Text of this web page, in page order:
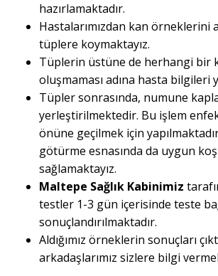
hazırlamaktadır.
Hastalarımızdan kan örneklerini
tüplere koymaktayız.
Tüplerin üstüne de herhangi bir
oluşmaması adına hasta bilgileri
Tüpler sonrasında, numune
yerleştirilmektedir. Bu işlem
önüne geçilmek için
götürme esnasında da uygun
sağlamaktayız.
Maltepe Sağlık Kabinimiz
testler 1-3 gün içerisinde teste
sonuçlandırılmaktadır.
Aldığımız örneklerin sonuçları
arkadaşlarımız sizlere bilgi